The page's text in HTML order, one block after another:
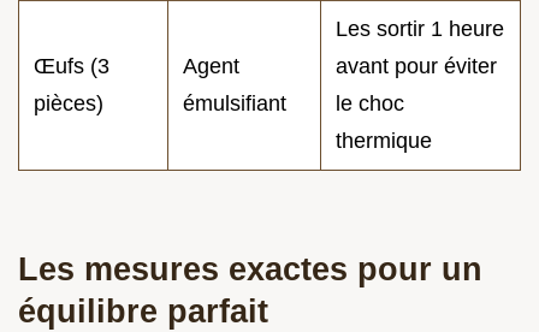
Œufs (3
pièces)
Agent
émulsifiant
Les sortir 1 heure
avant pour éviter
le choc
thermique
Les mesures exactes pour un
équilibre parfait